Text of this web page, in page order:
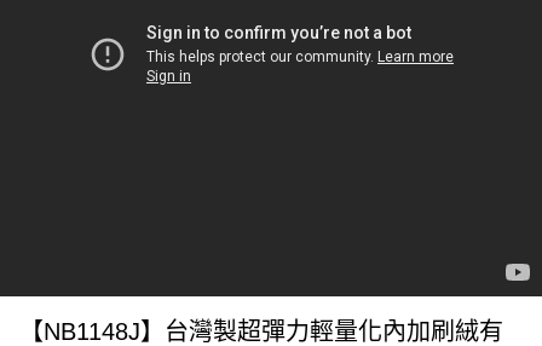
【NB1148J】台灣製超彈力輕量化內加刷絨有